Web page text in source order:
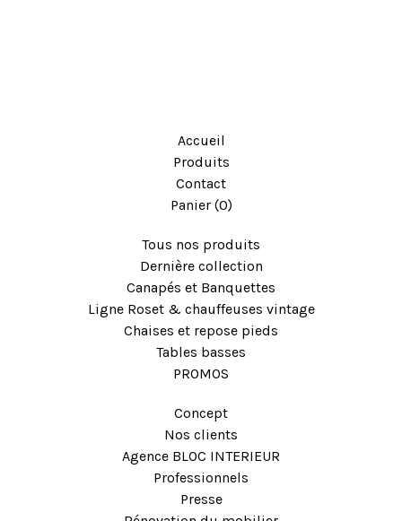
Accueil
Produits
Contact
Panier (0)
Tous nos produits
Dernière collection
Canapés et Banquettes
Ligne Roset & chauffeuses vintage
Chaises et repose pieds
Tables basses
PROMOS
Concept
Nos clients
Agence BLOC INTERIEUR
Professionnels
Presse